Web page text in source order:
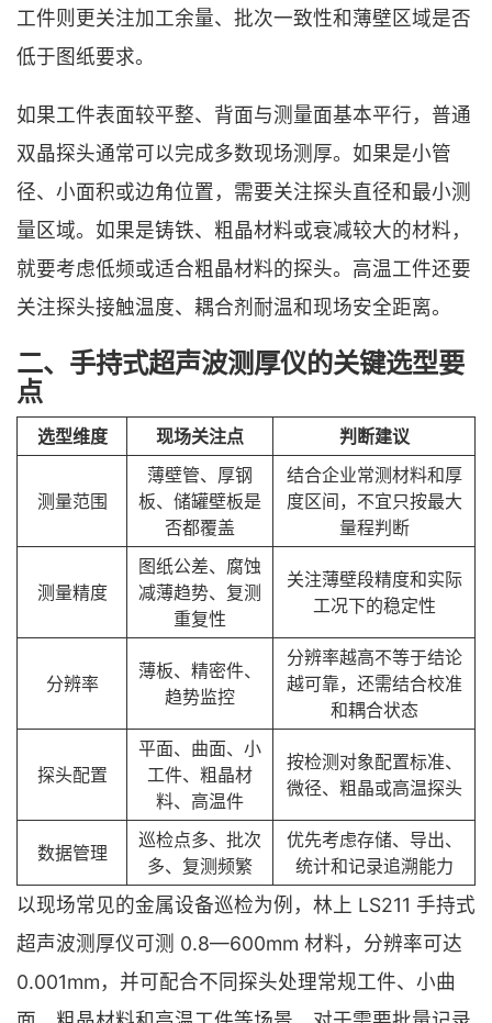
工件则更关注加工余量、批次一致性和薄壁区域是否
低于图纸要求。
如果工件表面较平整、背面与测量面基本平行，普通
双晶探头通常可以完成多数现场测厚。如果是小管
径、小面积或边角位置，需要关注探头直径和最小测
量区域。如果是铸铁、粗晶材料或衰减较大的材料，
就要考虑低频或适合粗晶材料的探头。高温工件还要
关注探头接触温度、耦合剂耐温和现场安全距离。
二、手持式超声波测厚仪的关键选型要
点
选型维度 现场关注点 判断建议
测量范围
薄壁管、厚钢
板、储罐壁板是
否都覆盖
结合企业常测材料和厚
度区间，不宜只按最大
量程判断
测量精度
图纸公差、腐蚀
减薄趋势、复测
重复性
关注薄壁段精度和实际
工况下的稳定性
分辨率
薄板、精密件、
趋势监控
分辨率越高不等于结论
越可靠，还需结合校准
和耦合状态
探头配置
平面、曲面、小
工件、粗晶材
料、高温件
按检测对象配置标准、
微径、粗晶或高温探头
数据管理
巡检点多、批次
多、复测频繁
优先考虑存储、导出、
统计和记录追溯能力
以现场常见的金属设备巡检为例，林上 LS211 手持式
超声波测厚仪可测 0.8—600mm 材料，分辨率可达
0.001mm，并可配合不同探头处理常规工件、小曲